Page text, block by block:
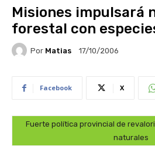
Misiones impulsará
forestal con
Por Matias 17/10/2006
Facebook X
Fuerte política provincial de
naturales